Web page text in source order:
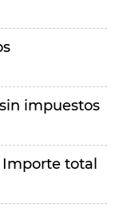
impuestos
total